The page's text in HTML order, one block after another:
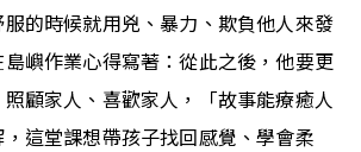
的時候就用兇、暴力、欺負他人來發
嶼作業心得寫著：從此之後，他要更
顧家人、喜歡家人，「故事能療癒人
這堂課想帶孩子找回感覺、學會柔